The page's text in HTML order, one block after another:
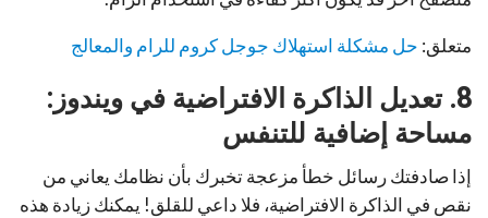
متعلق: حل مشكلة استهلاك جوجل كروم للرام والمعالج
8. تعديل الذاكرة الافتراضية في ويندوز:
مساحة إضافية للتنفس
إذا صادفتك رسائل خطأ مزعجة تخبرك بأن نظامك يعاني من
نقص في الذاكرة الافتراضية، فلا داعي للقلق! يمكنك زيادة هذه